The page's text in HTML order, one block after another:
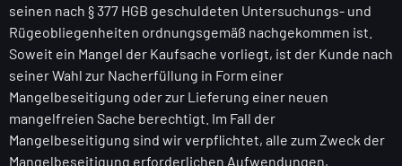
seinen nach § 377 HGB geschuldeten Untersuchungs- und
Rügeobliegenheiten ordnungsgemäß nachgekommen ist.
Soweit ein Mangel der Kaufsache vorliegt, ist der Kunde nach
seiner Wahl zur Nacherfüllung in Form einer
Mangelbeseitigung oder zur Lieferung einer neuen
mangelfreien Sache berechtigt. Im Fall der
Mangelbeseitigung sind wir verpflichtet, alle zum Zweck der
Mangelbeseitigung erforderlichen Aufwendungen,